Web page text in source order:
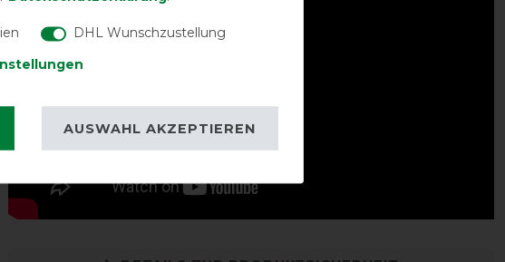
DHL Wunschzustellung
AUSWAHL AKZEPTIEREN